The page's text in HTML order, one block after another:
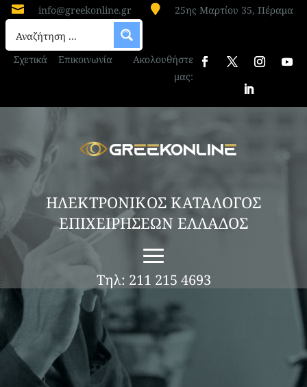
 info@greekonline.gr  25ης Μαρτίου 35, Πέραμα
Σχετικά Επικοινωνία
Ακολουθήστε
μας:
ΗΛΕΚΤΡΟΝΙΚΟΣ ΚΑΤΑΛΟΓΟΣ
ΕΠΙΧΕΙΡΗΣΕΩΝ ΕΛΛΑΔΟΣ
Τηλ: 211 215 4693